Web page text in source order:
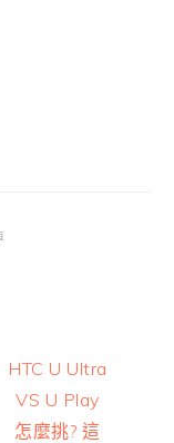
Next
Post:
HTC U Ultra
VS U Play
怎麼挑? 這